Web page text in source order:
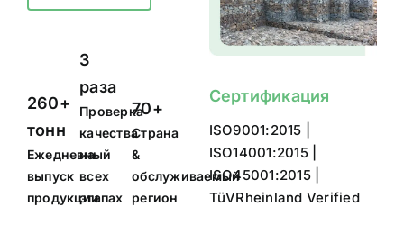
260+
тонн
Ежедневный
выпуск
продукции
3
раза
Проверка
качества
на
всех
этапах
70+
Страна
&
обслуживаемый
регион
Сертификация
ISO9001:2015 |
ISO14001:2015 |
ISO45001:2015 |
TüVRheinland Verified